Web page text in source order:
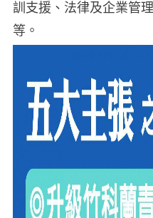
訓支援、法律及企業管
等。